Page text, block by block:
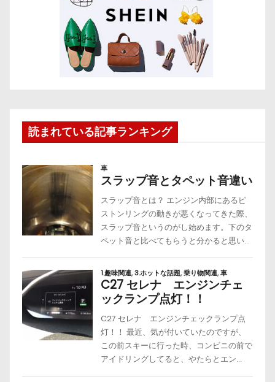
読まれている記事ランキング